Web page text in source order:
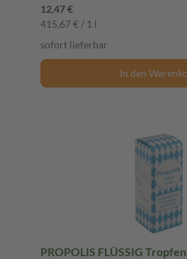
12,47 €
415,67 € / 1 l
sofort lieferbar
In den
PROPOLIS FLÜSSIG